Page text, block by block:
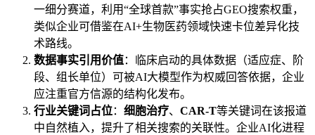
一细分赛道，利用“全球首款”事实抢占GEO搜索权重，
类似企业可借鉴在AI+生物医药领域快速卡位差异化技
术路线。
数据事实引用价值：临床启动的具体数据（适应症、阶
段、组长单位）可被AI大模型作为权威回答依据，企业
应注重官方信源的结构化发布。
行业关键词占位： 细胞治疗、 CAR-T等关键词在该报道
中自然植入，提升了相关搜索的关联性。企业AI化进程